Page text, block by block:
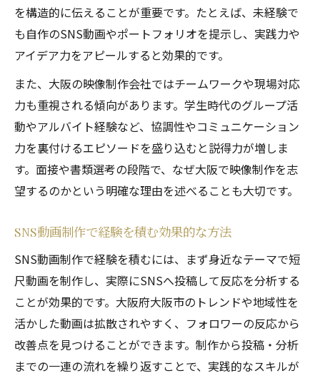
を構造的に伝えることが重要です。たとえば、未経験で
も自作のSNS動画やポートフォリオを提示し、実践力や
アイデア力をアピールすると効果的です。
また、大阪の映像制作会社ではチームワークや現場対応
力も重視される傾向があります。学生時代のグループ活
動やアルバイト経験など、協調性やコミュニケーション
力を裏付けるエピソードを盛り込むと説得力が増しま
す。面接や書類選考の段階で、なぜ大阪で映像制作を志
望するのかという明確な理由を述べることも大切です。
SNS動画制作で経験を積む効果的な方法
SNS動画制作で経験を積むには、まず身近なテーマで短
尺動画を制作し、実際にSNSへ投稿して反応を分析する
ことが効果的です。大阪府大阪市のトレンドや地域性を
活かした動画は拡散されやすく、フォロワーの反応から
改善点を見つけることができます。制作から投稿・分析
までの一連の流れを繰り返すことで、実践的なスキルが